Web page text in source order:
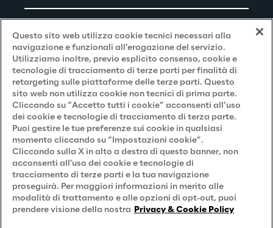
Privacy and Legal
Privacy & Cookie Policy
Privacy Notice(Candidato)
Privacy Notice(Cliente)
Privacy Notice(Fornitore)
Privacy Notice(Marketing)
Accessibilità
Questo sito web utilizza cookie tecnici necessari alla
navigazione e funzionali all’erogazione del servizio.
Utilizziamo inoltre, previo esplicito consenso, cookie e
tecnologie di tracciamento di terze parti per finalità di
retargeting sulle piattaforme delle terze parti. Questo
sito web non utilizza cookie non tecnici di prima parte.
Cliccando su “Accetto tutti i cookie” acconsenti all’uso
dei cookie e tecnologie di tracciamento di terza parte.
Puoi gestire le tue preferenze sui cookie in qualsiasi
momento cliccando su “Impostazioni cookie”.
Cliccando sulla X in alto a destra di questo banner, non
acconsenti all'uso dei cookie e tecnologie di
tracciamento di terze parti e la tua navigazione
proseguirà. Per maggiori informazioni in merito alle
modalità di trattamento e alle opzioni di opt-out, puoi
prendere visione della nostra Privacy & Cookie Policy